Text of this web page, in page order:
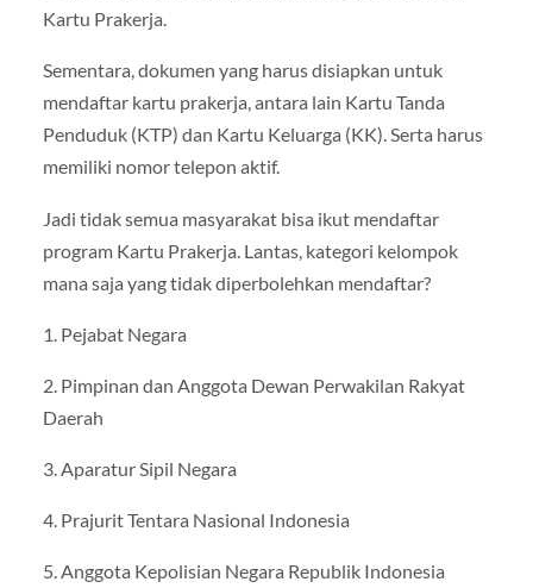
Kartu Prakerja.
Sementara, dokumen yang harus disiapkan untuk
mendaftar kartu prakerja, antara lain Kartu Tanda
Penduduk (KTP) dan Kartu Keluarga (KK). Serta harus
memiliki nomor telepon aktif.
Jadi tidak semua masyarakat bisa ikut mendaftar
program Kartu Prakerja. Lantas, kategori kelompok
mana saja yang tidak diperbolehkan mendaftar?
1. Pejabat Negara
2. Pimpinan dan Anggota Dewan Perwakilan Rakyat
Daerah
3. Aparatur Sipil Negara
4. Prajurit Tentara Nasional Indonesia
5. Anggota Kepolisian Negara Republik Indonesia